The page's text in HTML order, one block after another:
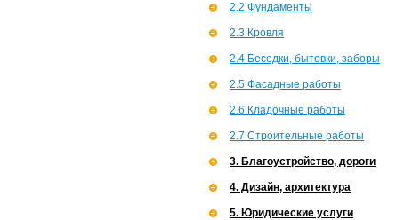
2.2 Фундаменты
2.3 Кровля
2.4 Беседки, бытовки, заборы
2.5 Фасадные работы
2.6 Кладочные работы
2.7 Строительные работы
3. Благоустройство, дороги
4. Дизайн, архитектура
5. Юридические услуги